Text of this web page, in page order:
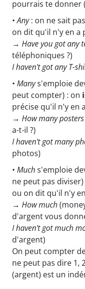
pourrais te donner
•Any: on ne sait
on dit qu'il n'y en a
→ Have you gotany
téléphoniques ?)
I haven't gotanyT-
• Manys'emploie
peut compter) : on
précise qu'il n'y en a
→ Howmanyposters
a-t-il ?)
I haven't gotmany
photos)
• Muchs'emploie
ne peut pas diviser)
ou on dit qu'il n'y
→ Howmuch
d'argent vous
I haven't gotmuch
d'argent)
On peut compter
ne peut pas dire 1,
(argent) est un